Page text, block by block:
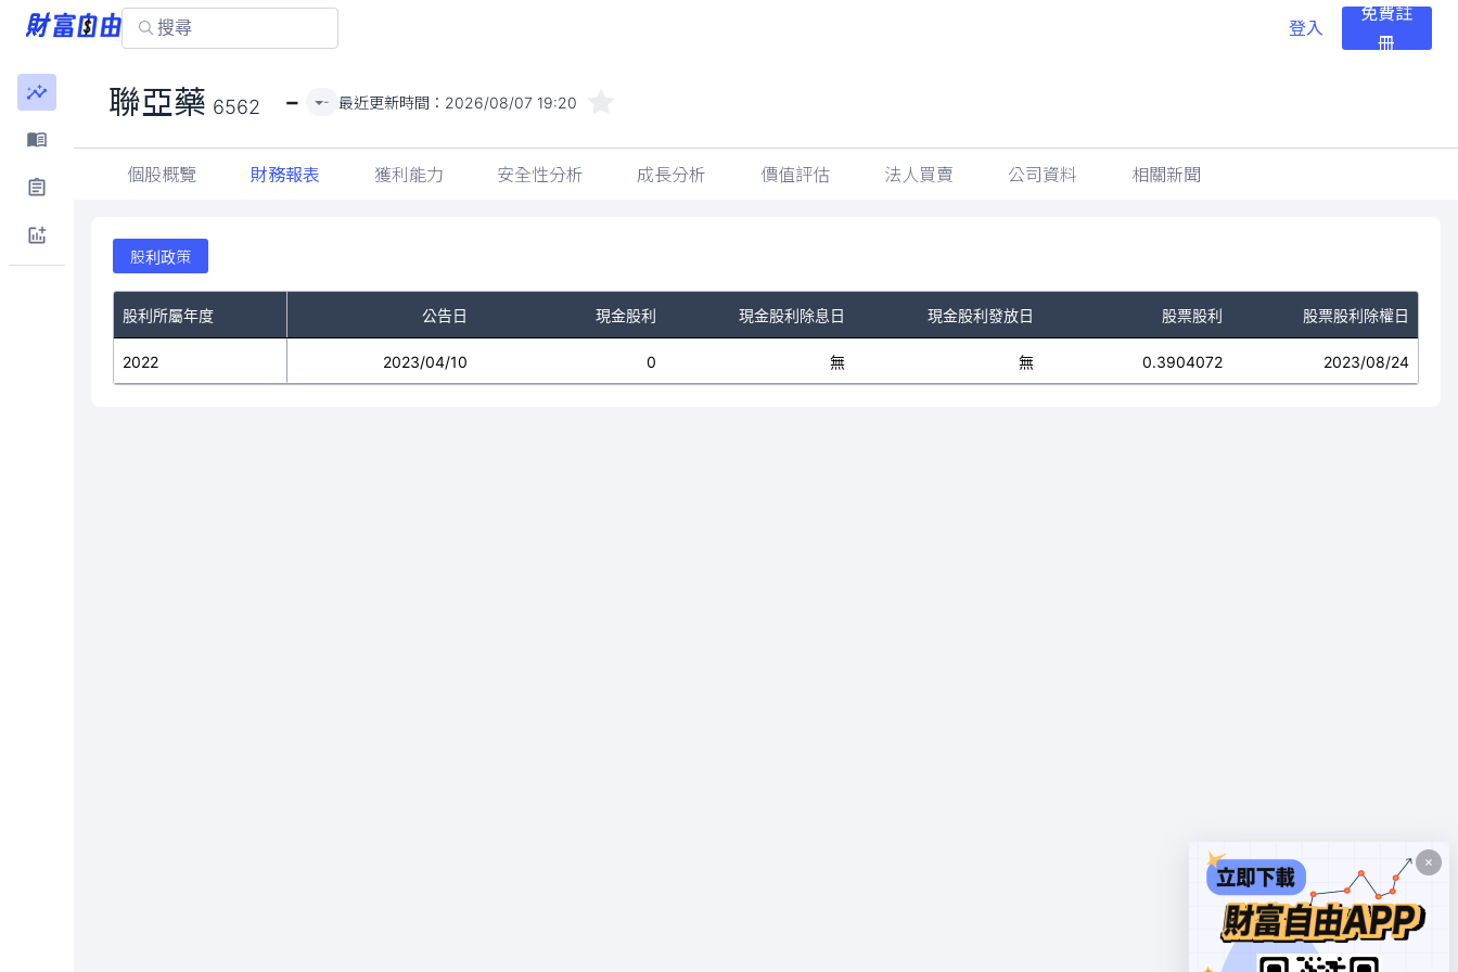
登入
免費註
冊
聯亞藥 6562 - - 最近更新時間： 2026/08/07 19:20
個股概覽 財務報表 獲利能力 安全性分析 成長分析 價值評估 法人買賣 公司資料 相關新聞
股利政策
股利所屬年度 公告日 現金股利 現金股利除息日 現金股利發放日 股票股利 股票股利除權日
2022 2023/04/10 0 無 無 0.3904072 2023/08/24